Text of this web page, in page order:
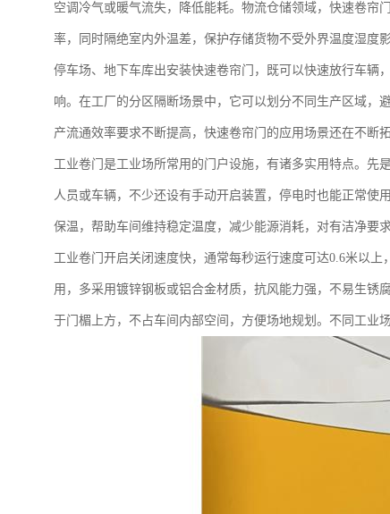
空调冷气或暖气流失，降低能耗。物流仓储领域，快速卷帘
率，同时隔绝室内外温差，保护存储货物不受外界温度湿度影
停车场、地下车库出安装快速卷帘门，既可以快速放行车辆
响。在工厂的分区隔断场景中，它可以划分不同生产区域，
产流通效率要求不断提高，快速卷帘门的应用场景还在不断
工业卷门是工业场所常用的门户设施，有诸多实用特点。先
人员或车辆，不少还设有手动开启装置，停电时也能正常使
保温，帮助车间维持稳定温度，减少能源消耗，对有洁净要
工业卷门开启关闭速度快，通常每秒运行速度可达0.6米以
用，多采用镀锌钢板或铝合金材质，抗风能力强，不易生锈
于门楣上方，不占车间内部空间，方便场地规划。不同工业